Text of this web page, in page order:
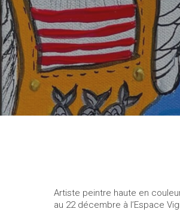
Artiste peintre haute en
au 22 décembre à l’Espace